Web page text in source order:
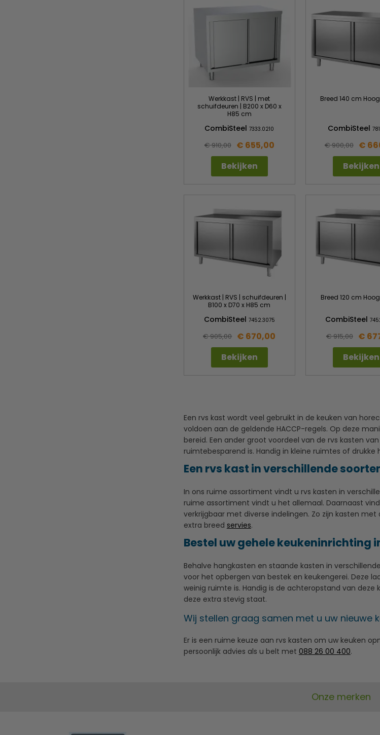
Werkkast | RVS | met
schuifdeuren | B200 x D60 x
H85 cm
CombiSteel7333.0210
€ 910,00 € 655,00
Bekijken
Breed 140 cm
CombiSteel
€ 900,00 €
Bekijken
Werkkast | RVS | schuifdeuren |
B100 x D70 x H85 cm
CombiSteel 7452.3075
€ 905,00 € 670,00
Bekijken
Breed 120 cm
CombiSteel
€ 915,00 €
Bekijken
Een rvs kast wordt veel gebruikt in de keuken van
voldoen aan de geldende HACCP-regels. Op deze
bereid. Een ander groot voordeel van de rvs kasten
ruimtebesparend is. Handig in kleine ruimtes of drukke
Een rvs kast in verschillende
In ons ruime assortiment vindt u rvs kasten in
ruime assortiment vindt u het allemaal. Daarnaast
verkrijgbaar met diverse indelingen. Zo zijn kasten
extra breed servies.
Bestel uw gehele keukeninrichting
Behalve hangkasten en staande kasten in
voor het opbergen van bestek en keukengerei. Deze
weinig ruimte is. Handig is de achteropstand van
deze extra stevig staat.
Wij stellen graag samen met u uw nieuwe
Er is een ruime keuze aan rvs kasten om uw keuken
persoonlijk advies als u belt met 088 26 00 400.
Onze merken